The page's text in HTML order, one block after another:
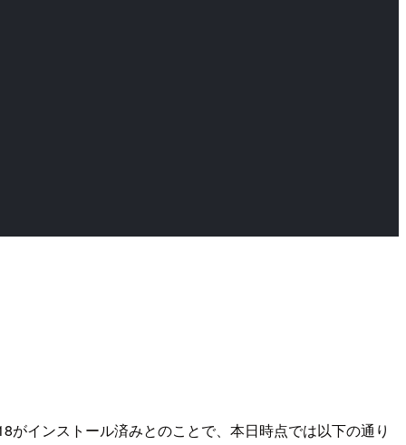
インストール済みとのことで、本日時点では以下の通り